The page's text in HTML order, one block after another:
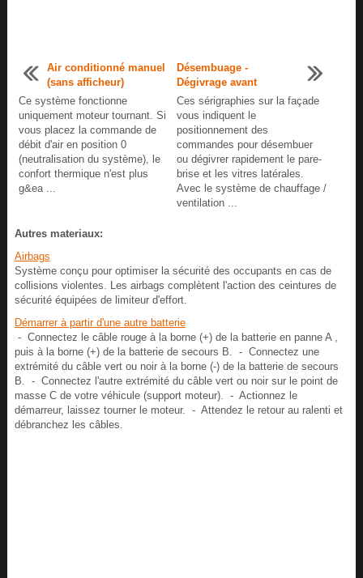
Air conditionné manuel
(sans afficheur)
Ce système fonctionne
uniquement moteur tournant. Si
vous placez la commande de
débit d'air en position 0
(neutralisation du système), le
confort thermique n'est plus
g&ea ...
Désembuage -
Dégivrage avant
Ces sérigraphies sur la façade
vous indiquent le
positionnement des
commandes pour désembuer
ou dégivrer rapidement le pare-
brise et les vitres latérales.
Avec le système de chauffage /
ventilation ...
Autres materiaux:
Airbags
Système conçu pour optimiser la sécurité des occupants en cas de
collisions violentes. Les airbags complètent l'action des ceintures de
sécurité équipées de limiteur d'effort.
Démarrer à partir d'une autre batterie
- Connectez le câble rouge à la borne (+) de la batterie en panne A ,
puis à la borne (+) de la batterie de secours B. - Connectez une
extrémité du câble vert ou noir à la borne (-) de la batterie de secours
B. - Connectez l'autre extrémité du câble vert ou noir sur le point de
masse C de votre véhicule (support moteur). - Actionnez le
démarreur, laissez tourner le moteur. - Attendez le retour au ralenti et
débranchez les câbles.